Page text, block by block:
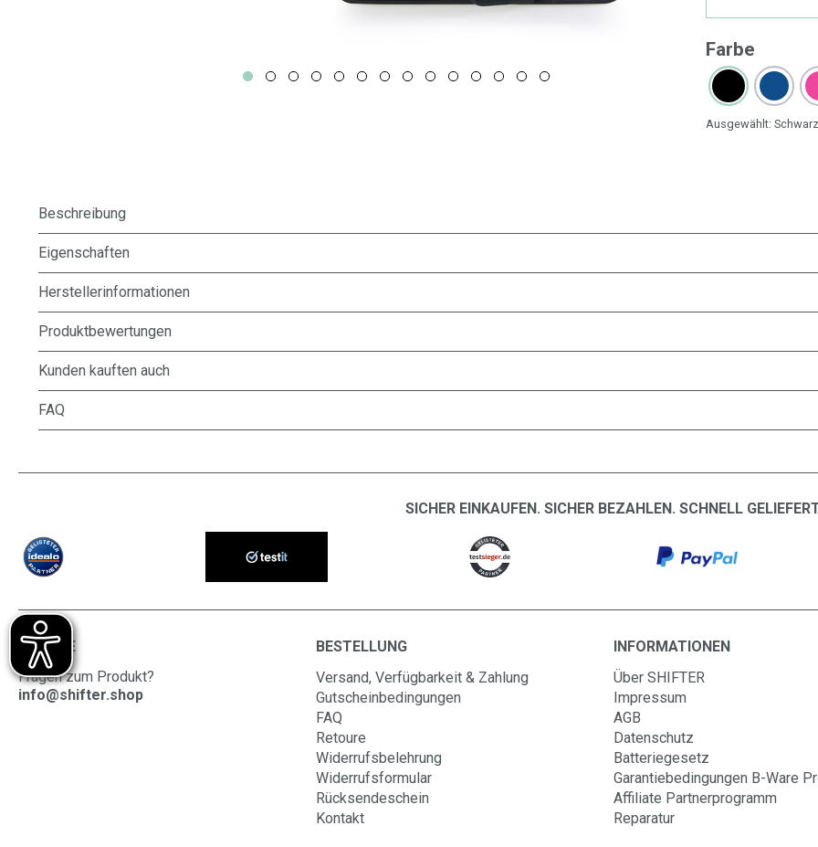
Farbe
Ausgewählt: Schwarz
Beschreibung
Eigenschaften
Herstellerinformationen
Produktbewertungen
Kunden kauften auch
FAQ
SICHER EINKAUFEN. SICHER BEZAHLEN. SCHNELL
SERVICE
Fragen zum Produkt?
info@shifter.shop
BESTELLUNG
Versand, Verfügbarkeit & Zahlung
Gutscheinbedingungen
FAQ
Retoure
Widerrufsbelehrung
Widerrufsformular
Rücksendeschein
Kontakt
INFORMATIONEN
Über SHIFTER
Impressum
AGB
Datenschutz
Batteriegesetz
Garantiebedingungen B-Ware
Affiliate Partnerprogramm
Reparatur